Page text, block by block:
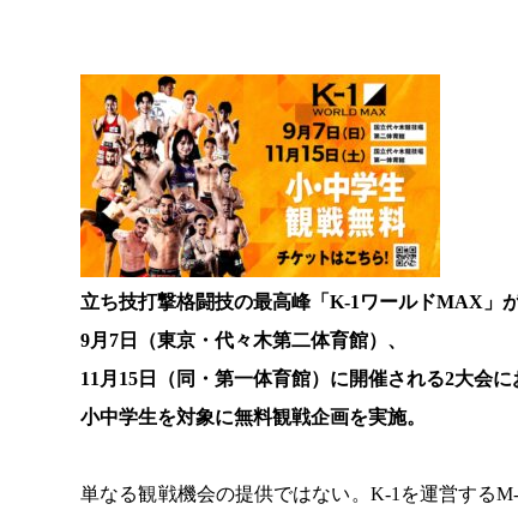
立ち技打撃格闘技の最高峰「K-1ワールドMAX」
9月7日（東京・代々木第二体育館）、
11月15日（同・第一体育館）に開催される2大会に
小中学生を対象に無料観戦企画を実施。
単なる観戦機会の提供ではない。K-1を運営する